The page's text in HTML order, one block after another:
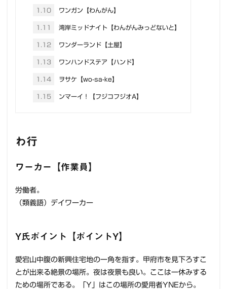
1.10 ワンガン【わんがん】
1.11 湾岸ミッドナイト【わんがんみっどないと】
1.12 ワンダーランド【土屋】
1.13 ワンハンドステア【ハンド】
1.14 ヲサケ【wo-sa-ke】
1.15 ンマーイ！【フジコフジオA】
わ行
ワーカー【作業員】
労働者。
（類義語）デイワーカー
Y氏ポイント【ポイントY】
愛宕山中腹の新興住宅地の一角を指す。甲府市を見下ろすこ
とが出来る絶景の場所。夜は夜景も良い。ここは一休みする
ための場所である。「Y」はこの場所の愛用者YNEから。